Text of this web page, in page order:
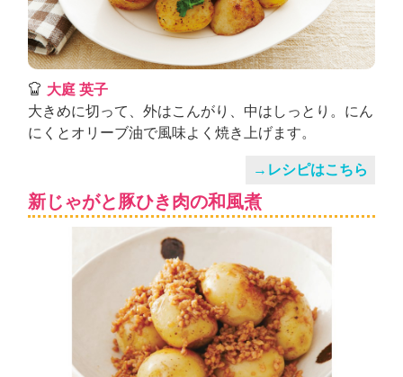
大庭 英子
大きめに切って、外はこんがり、中はしっとり。にん
にくとオリーブ油で風味よく焼き上げます。
→レシピはこちら
新じゃがと豚ひき肉の和風煮